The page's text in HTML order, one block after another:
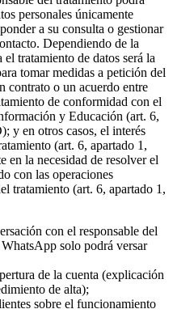
personales únicamente
a su consulta o gestionar
Dependiendo de la
tratamiento de datos será la
tomar medidas a petición del
contrato o un acuerdo entre
de conformidad con el
y Educación (art. 6,
y en otros casos, el interés
(art. 6, apartado 1,
en la necesidad de resolver el
con las operaciones
tratamiento (art. 6, apartado 1,
con el responsable del
solo podrá versar
de la cuenta (explicación
de alta);
sobre el funcionamiento